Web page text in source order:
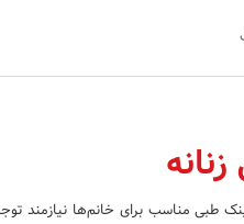
طبی مناسب برای خانم‌ها نیازمند